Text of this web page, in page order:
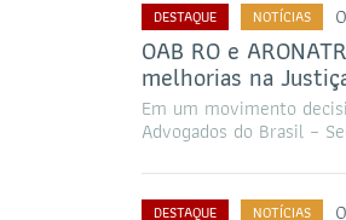
DESTAQUE NOTÍCIAS
OAB RO e
melhorias na
Em um movimento
Advogados do Brasil –
DESTAQUE NOTÍCIAS